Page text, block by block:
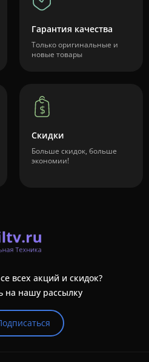
Гарантия качества
Только оригинальные и
новые товары
Скидки
Больше скидок, больше
экономии!
всех акций и скидок?
на нашу рассылку